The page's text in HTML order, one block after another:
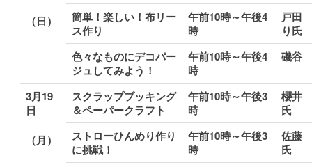
（日）
簡単！楽しい！布リー
ス作り
午前10時～午後4
時
戸田
り氏
色々なものにデコパー
ジュしてみよう！
午前10時～午後4
時
磯谷
3月19
日
（月）
スクラップブッキング
＆ペーパークラフト
午前10時～午後3
時
櫻井
氏
ストローひんめり作り
に挑戦！
午前10時～午後3
時
佐藤
氏